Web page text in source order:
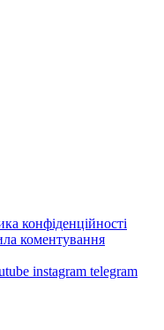
конфіденційності
коментування
instagram telegram